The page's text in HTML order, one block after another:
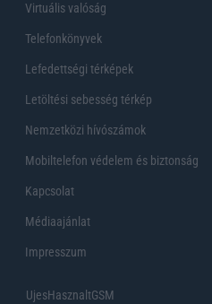
Virtuális valóság
Telefonkönyvek
Lefedettségi térképek
Letöltési sebesség térkép
Nemzetközi hívószámok
Mobiltelefon védelem és biztonság
Kapcsolat
Médiaajánlat
Impresszum
UjesHasznaltGSM